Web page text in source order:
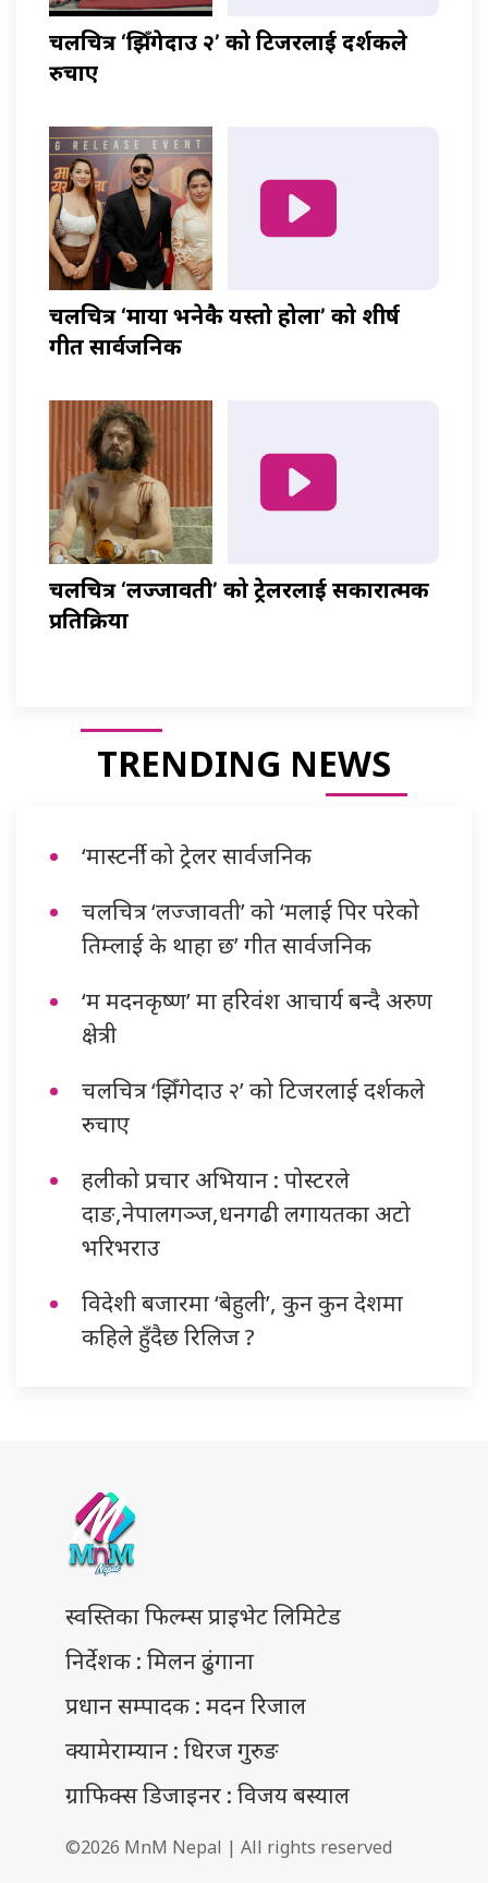
चलचित्र ‘झिँगेदाउ २’ को टिजरलाई दर्शकले
रुचाए
चलचित्र ‘माया भनेकै यस्तो होला’ को शीर्ष
गीत सार्वजनिक
चलचित्र ‘लज्जावती’ को ट्रेलरलाई सकारात्मक
प्रतिक्रिया
TRENDING NEWS
‘मास्टर्नी’ को ट्रेलर सार्वजनिक
चलचित्र ‘लज्जावती’ को ‘मलाई पिर परेको
तिम्लाई के थाहा छ’ गीत सार्वजनिक
‘म मदनकृष्ण’ मा हरिवंश आचार्य बन्दै अरुण
क्षेत्री
चलचित्र ‘झिँगेदाउ २’ को टिजरलाई दर्शकले
रुचाए
हलीको प्रचार अभियान : पोस्टरले
दाङ,नेपालगञ्ज,धनगढी लगायतका अटो
भरिभराउ
विदेशी बजारमा ‘बेहुली’, कुन कुन देशमा
कहिले हुँदैछ रिलिज ?
स्वस्तिका फिल्म्स प्राइभेट लिमिटेड
निर्देशक : मिलन ढुंगाना
प्रधान सम्पादक : मदन रिजाल
क्यामेराम्यान : धिरज गुरुङ
ग्राफिक्स डिजाइनर : विजय बस्याल
©2026 MnM Nepal | All rights reserved